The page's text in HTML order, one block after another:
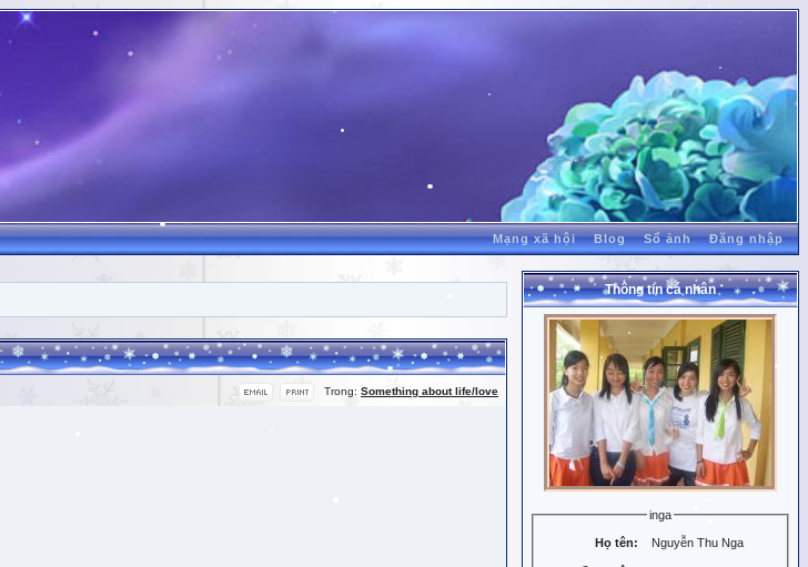
Mạng xã hội Blog Sổ ảnh Đăng nhập
Trong: Something about life/love
Thông tin cá nhân
inga
Họ tên: Nguyễn Thu Nga